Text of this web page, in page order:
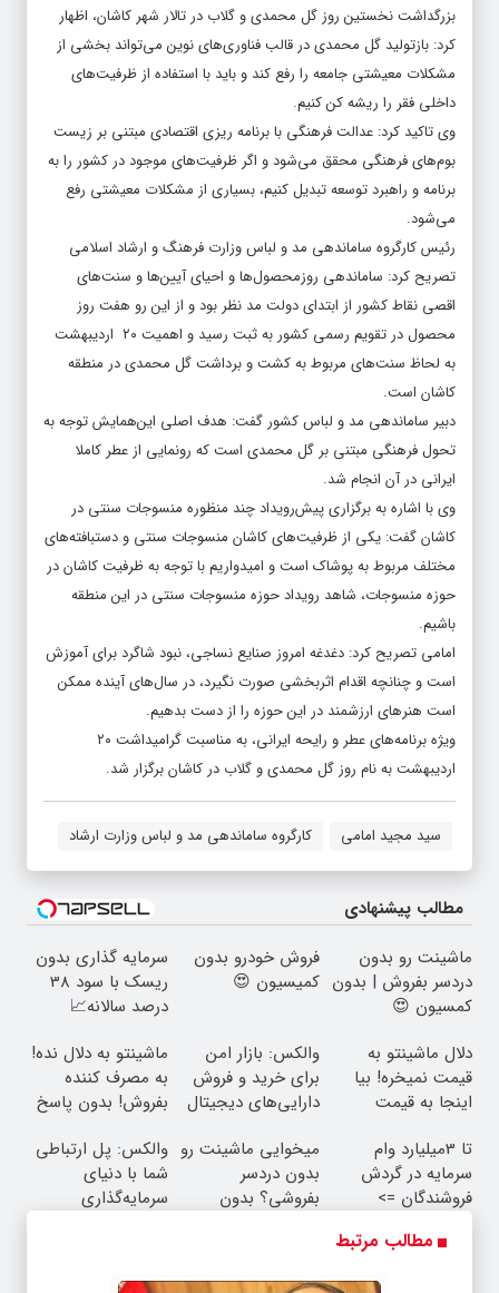
بزرگداشت نخستین روز گل محمدی و گلاب در تالار شهر کاشان، اظهار
کرد: بازتولید گل محمدی در قالب فناوری‌های نوین می‌تواند بخشی از
مشکلات معیشتی جامعه را رفع کند و باید با استفاده از ظرفیت‌های
داخلی فقر را ریشه کن کنیم.
وی تاکید کرد: عدالت فرهنگی با برنامه ریزی اقتصادی مبتنی بر زیست
بوم‌های فرهنگی محقق می‌شود و اگر ظرفیت‌های موجود در کشور را به
برنامه و راهبرد توسعه تبدیل کنیم، بسیاری از مشکلات معیشتی رفع
می‌شود.
رئیس کارگروه ساماندهی مد و لباس وزارت فرهنگ و ارشاد اسلامی
تصریح کرد: ساماندهی روزمحصول‌ها و احیای آیین‌ها و سنت‌های
اقصی نقاط کشور از ابتدای دولت مد نظر بود و از این رو هفت روز
محصول در تقویم رسمی کشور به ثبت رسید و اهمیت ۲۰ اردیبهشت
به لحاظ سنت‌های مربوط به کشت و برداشت گل محمدی در منطقه
کاشان است.
دبیر ساماندهی مد و لباس کشور گفت: هدف اصلی این‌همایش توجه به
تحول فرهنگی مبتنی بر گل محمدی است که رونمایی از عطر کاملا
ایرانی در آن انجام شد.
وی با اشاره به برگزاری پیش‌رویداد چند منظوره منسوجات سنتی در
کاشان گفت: یکی از ظرفیت‌های کاشان منسوجات سنتی و دستبافته‌های
مختلف مربوط به پوشاک است و امیدواریم با توجه به ظرفیت کاشان در
حوزه منسوجات، شاهد رویداد حوزه منسوجات سنتی در این منطقه
باشیم.
امامی تصریح کرد: دغدغه امروز صنایع نساجی، نبود شاگرد برای آموزش
است و چنانچه اقدام اثربخشی صورت نگیرد، در سال‌های آینده ممکن
است هنرهای ارزشمند در این حوزه را از دست بدهیم.
ویژه برنامه‌های عطر و رایحه ایرانی، به مناسبت گرامیداشت ۲۰
اردیبهشت به نام روز گل محمدی و گلاب در کاشان برگزار شد.
سید مجید امامی کارگروه ساماندهی مد و لباس وزارت ارشاد
مطالب پیشنهادی
ماشینت رو بدون
دردسر بفروش | بدون
کمسیون 😍
فروش خودرو بدون
کمیسیون 😍
سرمایه گذاری بدون
ریسک با سود 38
درصد سالانه📈
دلال ماشینتو به
قیمت نمیخره! بیا
اینجا به قیمت
واقعی*
والکس: بازار امن
برای خرید و فروش
دارایی‌های دیجیتال
ماشینتو به دلال نده!
به مصرف کننده
بفروش! بدون پاسخ
تا 3میلیارد وام
سرمایه در گردش
فروشندگان =>
میخوایی ماشینت رو
بدون دردسر
بفروشی؟ بدون
والکس: پل ارتباطی
شما با دنیای
سرمایه‌گذاری
مطالب مرتبط